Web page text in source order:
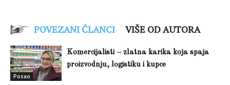
POVEZANI ČLANCI VIŠE OD AUTORA
Posao
Komercijalisti – zlatna karika koja spaja
proizvodnju, logistiku i kupce